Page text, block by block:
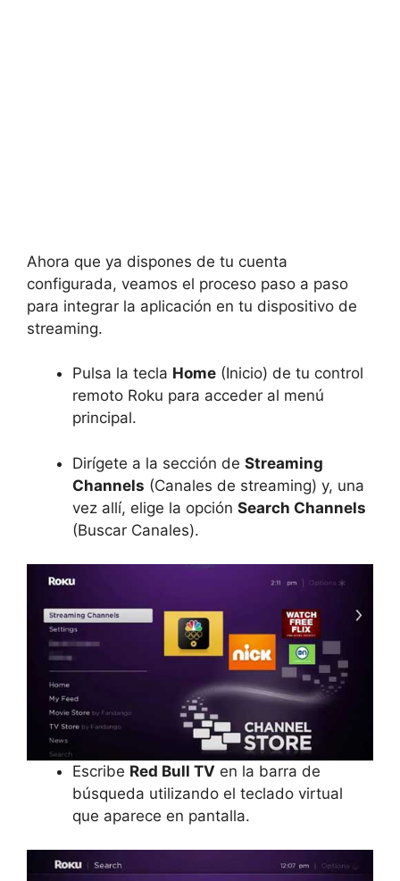
Ahora que ya dispones de tu cuenta
configurada, veamos el proceso paso a paso
para integrar la aplicación en tu dispositivo de
streaming.
Pulsa la tecla Home (Inicio) de tu control
remoto Roku para acceder al menú
principal.
Dirígete a la sección de Streaming
Channels (Canales de streaming) y, una
vez allí, elige la opción Search Channels
(Buscar Canales).
Escribe Red Bull TV en la barra de
búsqueda utilizando el teclado virtual
que aparece en pantalla.